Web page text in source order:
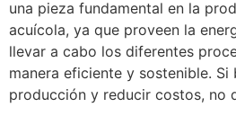
una pieza fundamental en la
acuícola, ya que proveen la
llevar a cabo los diferentes
manera eficiente y sostenible.
producción y reducir costos, no